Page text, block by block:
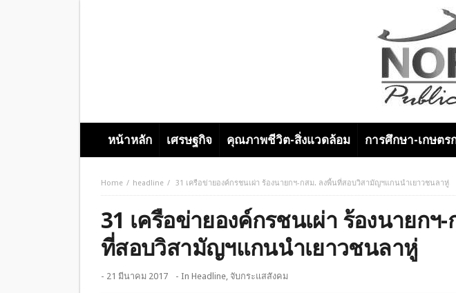
หน้าหลัก เศรษฐกิจ คุณภาพชีวิต-สิ่งแวดล้อม การศึกษา-เกษตร
Home headline 31 เครือข่ายองค์กรชนเผ่า ร้องนายกฯ-กสม. ลงพื้นที่สอบวิสามัญฯแกนนำเยาวชนลาหู่
31 เครือข่ายองค์กรชนเผ่า ร้องนายกฯ
ที่สอบวิสามัญฯแกนนำเยาวชนลาหู่
- 21 มีนาคม 2017 - In Headline, จับกระแสสังคม